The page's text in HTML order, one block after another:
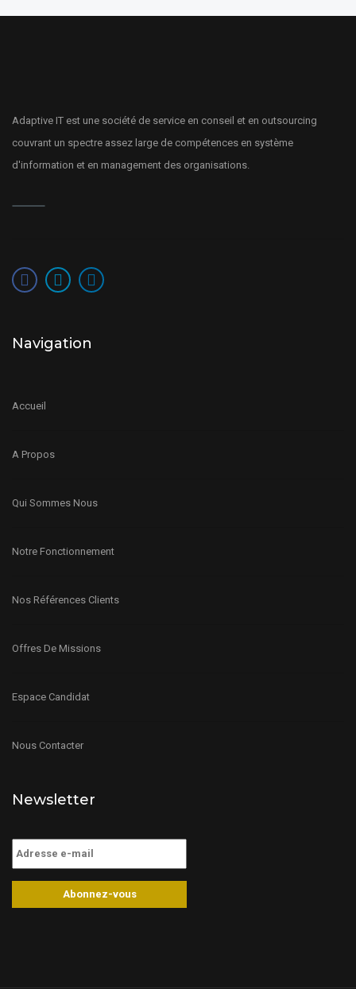
Adaptive IT est une société de service en conseil et en outsourcing
couvrant un spectre assez large de compétences en système
d'information et en management des organisations.
Navigation
Accueil
A Propos
Qui Sommes Nous
Notre Fonctionnement
Nos Références Clients
Offres De Missions
Espace Candidat
Nous Contacter
Newsletter